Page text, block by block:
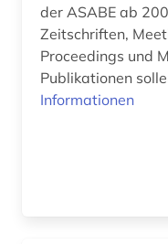
forschung (7)
der ASABE ab
Zeitschriften,
Proceedings und
Publikationen
Informationen